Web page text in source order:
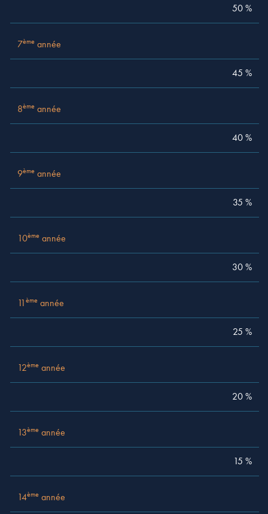
50 %
7ème année
45 %
8ème année
40 %
9ème année
35 %
10ème année
30 %
11ème année
25 %
12ème année
20 %
13ème année
15 %
14ème année